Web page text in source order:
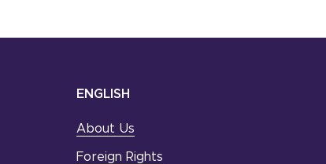
ENGLISH
About Us
Foreign Rights